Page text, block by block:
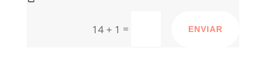
14 + 1 = ENVIAR